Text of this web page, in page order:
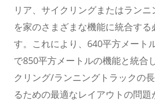
リア、サイクリングまたはランニ
を家のさまざまな機能に統合する
す。これにより、640平方メート
で850平方メートルの機能と統合
クリング/ランニングトラックの
るための最適なレイアウトの問題